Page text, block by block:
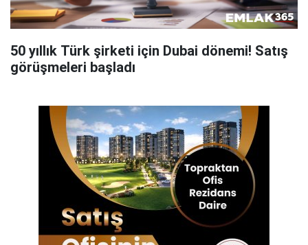
50 yıllık Türk şirketi için Dubai dönemi! Satış
görüşmeleri başladı